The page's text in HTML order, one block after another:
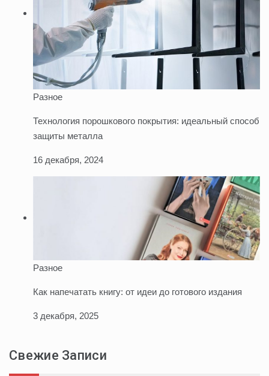
Разное
Технология порошкового покрытия: идеальный способ
защиты металла
16 декабря, 2024
Разное
Как напечатать книгу: от идеи до готового издания
3 декабря, 2025
Свежие Записи